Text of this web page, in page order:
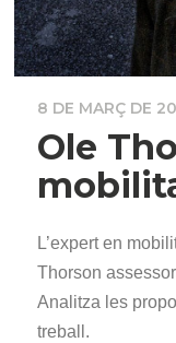
8 DE MARÇ DE
Ole
L’expert en
Thorson
Analitza les
treball.